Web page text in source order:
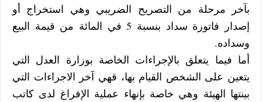
بآخر مرحلة من التصريح الضريبي وهي استخراج أو
إصدار فاتورة سداد بنسبة 5 في المائة من قيمة البيع
وسداده.
أما فيما يتعلق بالإجراءات الخاصة بوزارة العدل التي
يتعين على الشخص القيام بها، قهي آخر الاجراءات التي
بينتها الهيئة وهي خاصة بإنهاء عملية الإفراغ لدى كاتب